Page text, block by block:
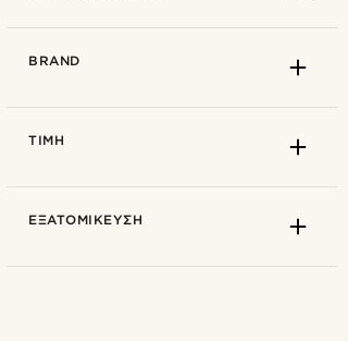
BRAND
ΤΙΜΉ
ΕΞΑΤΟΜΊΚΕΥΣΗ